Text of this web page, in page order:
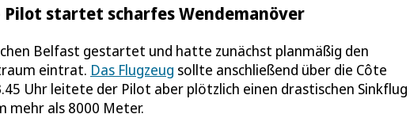
startet scharfes Wendemanöver
Belfast gestartet und hatte zunächst planmäßig den
eintrat. Das Flugzeug sollte anschließend über die Côte
Uhr leitete der Pilot aber plötzlich einen drastischen Sinkflug
mehr als 8000 Meter.